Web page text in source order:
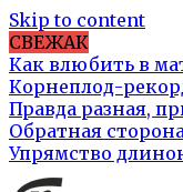
Skip to content
СВЕЖАК
Как влюбить в
Корнеплод-
Правда разная,
Обратная
Упрямство